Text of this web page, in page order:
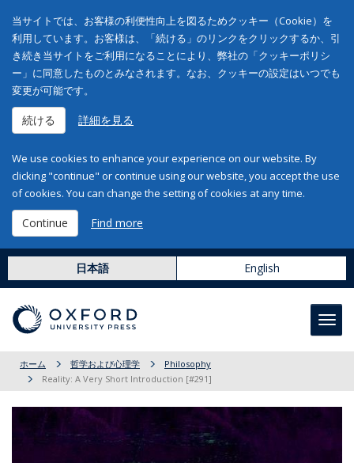
当サイトでは、お客様の利便性向上を図るためクッキー（Cookie）を
利用しています。お客様は、「続ける」のリンクをクリックするか、引
き続き当サイトをご利用になることにより、弊社の「クッキーポリシ
ー」に同意したものとみなされます。なお、クッキーの設定はいつでも
変更が可能です。
続ける 詳細を見る
We use cookies to enhance your experience on our website. By
clicking "continue" or continue using our website, you accept the use
of cookies. You can change the setting of cookies at any time.
Continue Find more
日本語 English
ホーム 哲学および心理学
Philosophy
Reality: A Very Short Introduction [#291]